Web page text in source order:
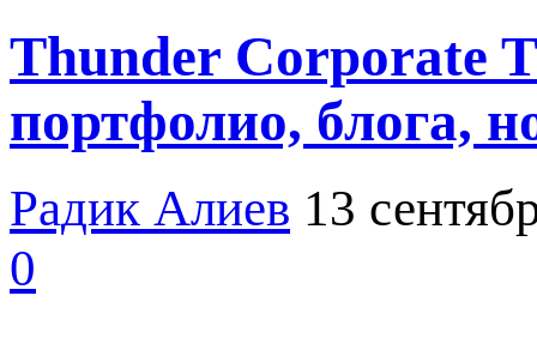
Thunder Corporate
портфолио, блога,
Радик Алиев 13
0